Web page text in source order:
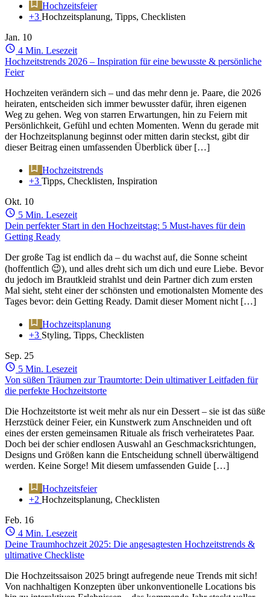
Hochzeitsfeier
+3 Hochzeitsplanung, Tipps, Checklisten
Jan. 10
4 Min. Lesezeit
Hochzeitstrends 2026 – Inspiration für eine bewusste & persönliche
Feier
Hochzeiten verändern sich – und das mehr denn je. Paare, die 2026
heiraten, entscheiden sich immer bewusster dafür, ihren eigenen
Weg zu gehen. Weg von starren Erwartungen, hin zu Feiern mit
Persönlichkeit, Gefühl und echten Momenten. Wenn du gerade mit
der Hochzeitsplanung beginnst oder mitten darin steckst, gibt dir
dieser Beitrag einen umfassenden Überblick über […]
Hochzeitstrends
+3 Tipps, Checklisten, Inspiration
Okt. 10
5 Min. Lesezeit
Dein perfekter Start in den Hochzeitstag: 5 Must-haves für dein
Getting Ready
Der große Tag ist endlich da – du wachst auf, die Sonne scheint
(hoffentlich 😉), und alles dreht sich um dich und eure Liebe. Bevor
du jedoch im Brautkleid strahlst und dein Partner dich zum ersten
Mal sieht, steht einer der schönsten und emotionalsten Momente des
Tages bevor: dein Getting Ready. Damit dieser Moment nicht […]
Hochzeitsplanung
+3 Styling, Tipps, Checklisten
Sep. 25
5 Min. Lesezeit
Von süßen Träumen zur Traumtorte: Dein ultimativer Leitfaden für
die perfekte Hochzeitstorte
Die Hochzeitstorte ist weit mehr als nur ein Dessert – sie ist das süße
Herzstück deiner Feier, ein Kunstwerk zum Anschneiden und oft
eines der ersten gemeinsamen Rituale als frisch verheiratetes Paar.
Doch bei der schier endlosen Auswahl an Geschmacksrichtungen,
Designs und Größen kann die Entscheidung schnell überwältigend
werden. Keine Sorge! Mit diesem umfassenden Guide […]
Hochzeitsfeier
+2 Hochzeitsplanung, Checklisten
Feb. 16
4 Min. Lesezeit
Deine Traumhochzeit 2025: Die angesagtesten Hochzeitstrends &
ultimative Checkliste
Die Hochzeitssaison 2025 bringt aufregende neue Trends mit sich!
Von nachhaltigen Konzepten über unkonventionelle Locations bis